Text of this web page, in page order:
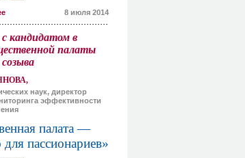
8 июля 2014
кандидатом в
палаты
наук, директор
эффективности
палата —
для пассионариев»